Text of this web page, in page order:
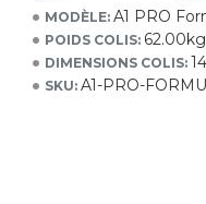
MODÈLE: A1 PRO
POIDS COLIS: 62.00kg
DIMENSIONS COLIS:
SKU: A1-PRO-